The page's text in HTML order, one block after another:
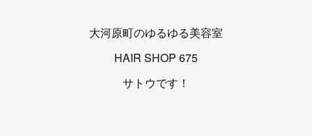
大河原町のゆるゆる美容室
HAIR SHOP 675
サトウです！